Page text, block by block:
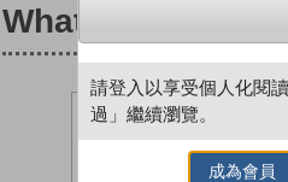
What a Mess!
請登入以享受個人化閱
過」繼續瀏覽。
成為會員